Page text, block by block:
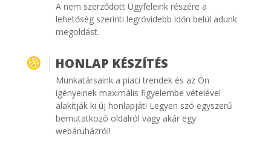
A nem szerződött Ügyfeleink részére a
lehetőség szerinti legrövidebb időn belül adunk
megoldást.
 HONLAP KÉSZÍTÉS
Munkatársaink a piaci trendek és az Ön
igényeinek maximális figyelembe vételével
alakítják ki új honlapját! Legyen szó egyszerű
bemutatkozó oldalról vagy akár egy
webáruházról!